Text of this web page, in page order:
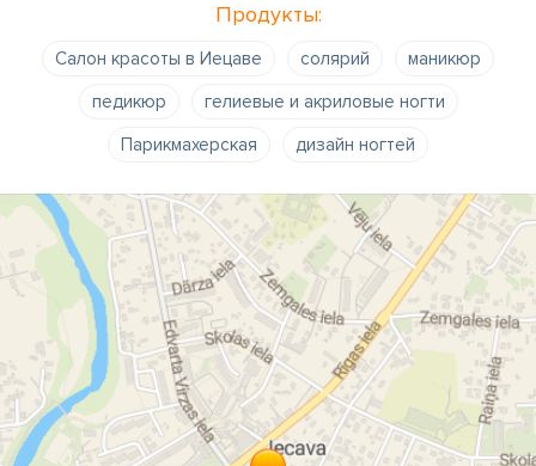
Продукты:
Салон красоты в Иецаве солярий
маникюр
педикюр
гелиевые и акриловые ногти
Парикмахерская
дизайн ногтей